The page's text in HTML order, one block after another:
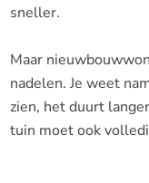
sneller.
Maar
nadelen. Je weet
zien, het duurt
tuin moet ook